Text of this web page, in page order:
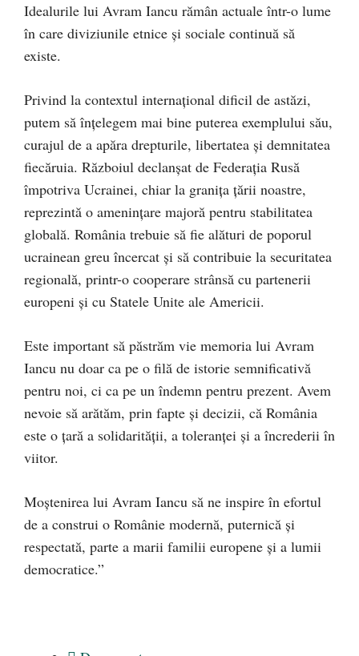
Idealurile lui Avram Iancu rămân actuale într-o lume
în care diviziunile etnice și sociale continuă să
existe.
Privind la contextul internațional dificil de astăzi,
putem să înțelegem mai bine puterea exemplului său,
curajul de a apăra drepturile, libertatea și demnitatea
fiecăruia. Războiul declanșat de Federația Rusă
împotriva Ucrainei, chiar la granița țării noastre,
reprezintă o amenințare majoră pentru stabilitatea
globală. România trebuie să fie alături de poporul
ucrainean greu încercat și să contribuie la securitatea
regională, printr-o cooperare strânsă cu partenerii
europeni și cu Statele Unite ale Americii.
Este important să păstrăm vie memoria lui Avram
Iancu nu doar ca pe o filă de istorie semnificativă
pentru noi, ci ca pe un îndemn pentru prezent. Avem
nevoie să arătăm, prin fapte și decizii, că România
este o țară a solidarității, a toleranței și a încrederii în
viitor.
Moștenirea lui Avram Iancu să ne inspire în efortul
de a construi o Românie modernă, puternică și
respectată, parte a marii familii europene și a lumii
democratice.”